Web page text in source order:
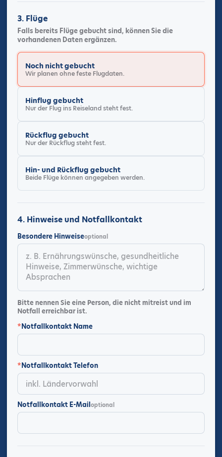
3. Flüge
Falls bereits Flüge gebucht sind, können Sie die
vorhandenen Daten ergänzen.
Flugstatus
Noch nicht gebucht
Wir planen ohne feste Flugdaten.
Hinflug gebucht
Nur der Flug ins Reiseland steht fest.
Rückflug gebucht
Nur der Rückflug steht fest.
Hin- und Rückflug gebucht
Beide Flüge können angegeben werden.
4. Hinweise und Notfallkontakt
Besondere Hinweiseoptional
Bitte nennen Sie eine Person, die nicht mitreist und im
Notfall erreichbar ist.
*Notfallkontakt Name
*Notfallkontakt Telefon
Notfallkontakt E-Mailoptional